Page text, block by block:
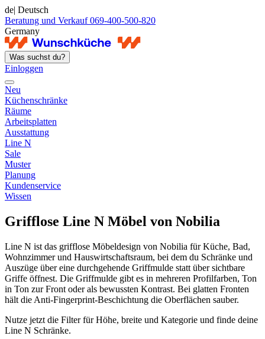
de| Deutsch
Beratung und Verkauf 069-400-500-820
Germany
Was suchst du?
Einloggen
Neu
Küchenschränke
Räume
Arbeitsplatten
Ausstattung
Line N
Sale
Muster
Planung
Kundenservice
Wissen
Grifflose Line N Möbel von Nobilia
Line N ist das grifflose Möbeldesign von Nobilia für Küche, Bad,
Wohnzimmer und Hauswirtschaftsraum, bei dem du Schränke und
Auszüge über eine durchgehende Griffmulde statt über sichtbare
Griffe öffnest. Die Griffmulde gibt es in mehreren Profilfarben, Ton
in Ton zur Front oder als bewussten Kontrast. Bei glatten Fronten
hält die Anti-Fingerprint-Beschichtung die Oberflächen sauber.
Nutze jetzt die Filter für Höhe, breite und Kategorie und finde deine
Line N Schränke.